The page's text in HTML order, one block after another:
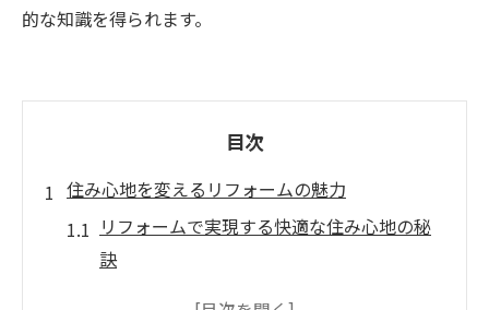
的な知識を得られます。
目次
住み心地を変えるリフォームの魅力
リフォームで実現する快適な住み心地の秘
訣
住み心地改善とリフォームの最新トレンド